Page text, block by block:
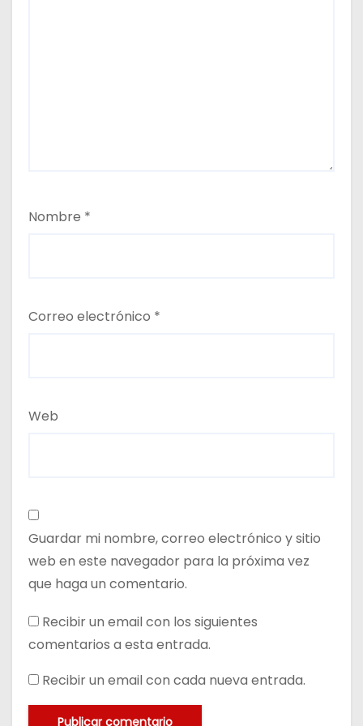
Nombre *
Correo electrónico *
Web
Guardar mi nombre, correo electrónico y sitio
web en este navegador para la próxima vez
que haga un comentario.
Recibir un email con los siguientes
comentarios a esta entrada.
Recibir un email con cada nueva entrada.